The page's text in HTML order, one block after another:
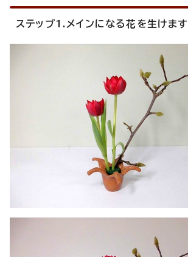
ステップ1.メインになる花を生けます